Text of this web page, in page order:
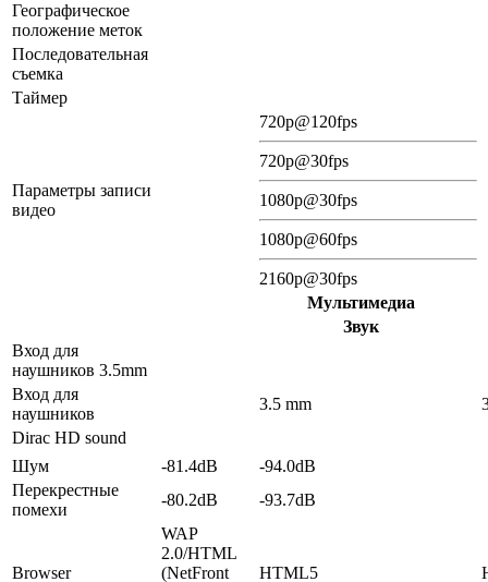
Географическое
положение меток
Последовательная
съемка
Таймер
Параметры записи
видео
720p@120fps
720p@30fps
1080p@30fps
1080p@60fps
2160p@30fps
Мультимедиа
Звук
Вход для
наушников 3.5mm
Вход для
наушников
3.5 mm
Dirac HD sound
Шум
-81.4dB
-94.0dB
Перекрестные
помехи
-80.2dB -93.7dB
Browser
WAP
2.0/HTML
(NetFront
HTML5